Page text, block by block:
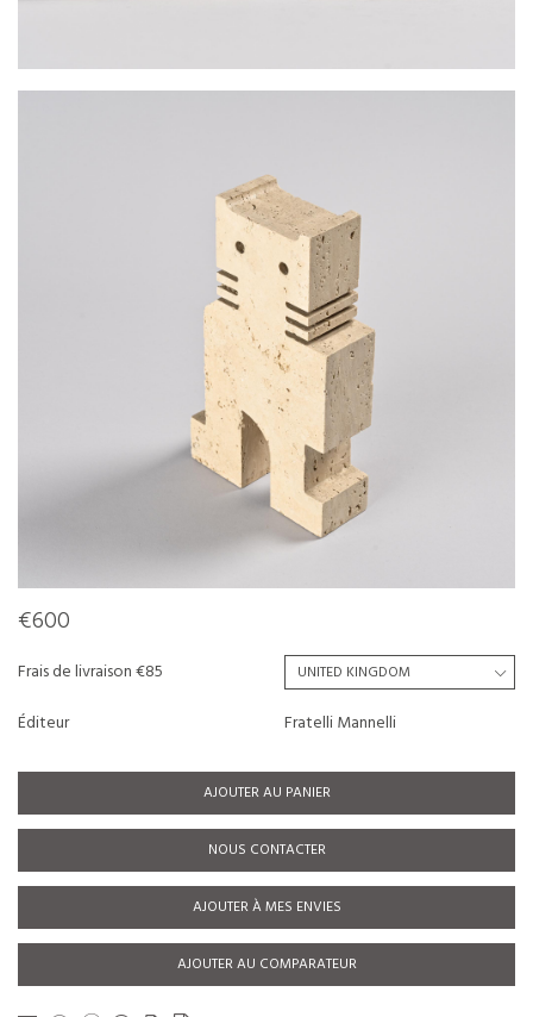
€600
Frais de livraison €85
Éditeur
Fratelli Mannelli
AJOUTER AU PANIER
NOUS CONTACTER
AJOUTER À MES ENVIES
AJOUTER AU COMPARATEUR